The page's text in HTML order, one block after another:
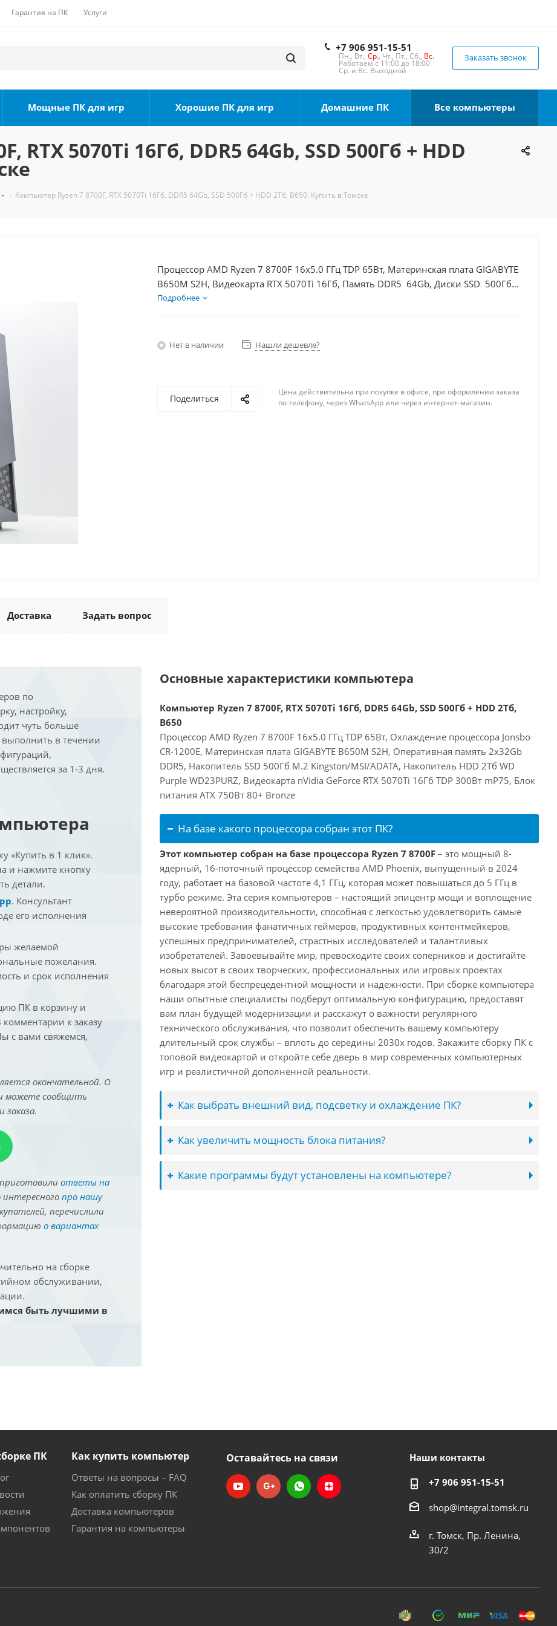
Гарантия на ПК Услуги
+7 906 951-15-51
Пн., Вт., Ср., Чт., Пт., Сб., Вс.
Работаем с 11:00 до 18:00
Ср. и Вс. Выходной
Заказать звонок
Мощные ПК для игр Хорошие ПК для игр Домашние ПК Все компьютеры
RTX 5070Ti 16Гб, DDR5 64Gb, SSD 500Гб + HDD
- Компьютер Ryzen 7 8700F, RTX 5070Ti 16Гб, DDR5 64Gb, SSD 500Гб + HDD 2Тб, B650. Купить в Томске
Процессор AMD Ryzen 7 8700F 16x5.0 ГГц TDP 65Вт, Материнская плата GIGABYTE
B650M S2H, Видеокарта RTX 5070Ti 16Гб, Память DDR5 64Gb, Диски SSD 500Гб +
HDD 2Тб, БП 750Вт
Подробнее
Нет в наличии Нашли дешевле?
Поделиться
Цена действительна при покупке в офисе, при оформлении заказа
по телефону, через WhatsApp или через интернет-магазин.
Доставка Задать вопрос
по
настройку,
чуть больше
в течении
за 1-3 дня.
«Купить в 1 клик».
и нажмите кнопку
детали.
. Консультант
его исполнения
желаемой
пожелания.
и срок исполнения
ПК в корзину и
комментарии к заказу
с вами свяжемся,
окончательной. О
можете сообщить
заказа.
ответы на
интересного про нашу
перечислили
о вариантах
на сборке
обслуживании,
быть лучшими в
Основные характеристики компьютера
Компьютер Ryzen 7 8700F, RTX 5070Ti 16Гб, DDR5 64Gb, SSD 500Гб + HDD 2Тб,
B650
Процессор AMD Ryzen 7 8700F 16x5.0 ГГц TDP 65Вт, Охлаждение процессора Jonsbo
CR-1200E, Материнская плата GIGABYTE B650M S2H, Оперативная память 2x32Gb
DDR5, Накопитель SSD 500Гб M.2 Kingston/MSI/ADATA, Накопитель HDD 2Тб WD
Purple WD23PURZ, Видеокарта nVidia GeForce RTX 5070Ti 16Гб TDP 300Вт mP75, Блок
питания ATX 750Вт 80+ Bronze
На базе какого процессора собран этот ПК?
Этот компьютер собран на базе процессора Ryzen 7 8700F – это мощный 8-
ядерный, 16-поточный процессор семейства AMD Phoenix, выпущенный в 2024
году, работает на базовой частоте 4,1 ГГц, которая может повышаться до 5 ГГц в
турбо режиме. Эта серия компьютеров – настоящий эпицентр мощи и воплощение
невероятной производительности, способная с легкостью удовлетворить самые
высокие требования фанатичных геймеров, продуктивных контентмейкеров,
успешных предпринимателей, страстных исследователей и талантливых
изобретателей. Завоевывайте мир, превосходите своих соперников и достигайте
новых высот в своих творческих, профессиональных или игровых проектах
благодаря этой беспрецедентной мощности и надежности. При сборке компьютера
наши опытные специалисты подберут оптимальную конфигурацию, предоставят
вам план будущей модернизации и расскажут о важности регулярного
технического обслуживания, что позволит обеспечить вашему компьютеру
длительный срок службы – вплоть до середины 2030х годов. Закажите сборку ПК с
топовой видеокартой и откройте себе дверь в мир современных компьютерных
игр и реалистичной дополненной реальности.
Как выбрать внешний вид, подсветку и охлаждение ПК?
Как увеличить мощность блока питания?
Какие программы будут установлены на компьютере?
ПК Как купить компьютер
Ответы на вопросы – FAQ
Как оплатить сборку ПК
Доставка компьютеров
Гарантия на компьютеры
Оставайтесь на связи Наши контакты
+7 906 951-15-51
shop@integral.tomsk.ru
г. Томск, Пр. Ленина,
30/2